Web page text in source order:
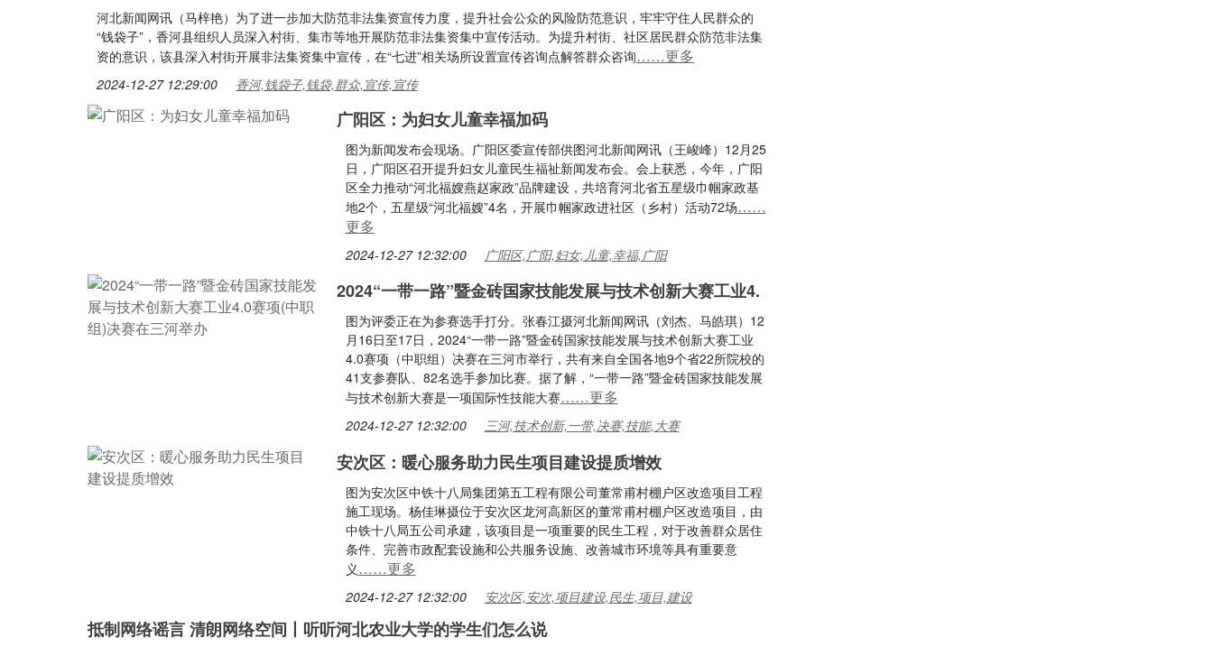
河北新闻网讯（马梓艳）为了进一步加大防范非法集资宣传力度，提升社会公众的风险防范意识，牢牢守住人民群众的
“钱袋子”，香河县组织人员深入村街、集市等地开展防范非法集资集中宣传活动。为提升村街、社区居民群众防范非法集
资的意识，该县深入村街开展非法集资集中宣传，在“七进”相关场所设置宣传咨询点解答群众咨询……更多
2024-12-27 12:29:00 香河,钱袋子,钱袋,群众,宣传,宣传
广阳区：为妇女儿童幸福加码
图为新闻发布会现场。广阳区委宣传部供图河北新闻网讯（王峻峰）12月25
日，广阳区召开提升妇女儿童民生福祉新闻发布会。会上获悉，今年，广阳
区全力推动“河北福嫂燕赵家政”品牌建设，共培育河北省五星级巾帼家政基
地2个，五星级“河北福嫂”4名，开展巾帼家政进社区（乡村）活动72场……
更多
2024-12-27 12:32:00 广阳区,广阳,妇女,儿童,幸福,广阳
2024“一带一路”暨金砖国家技能发展与技术创新大赛工业4.
图为评委正在为参赛选手打分。张春江摄河北新闻网讯（刘杰、马皓琪）12
月16日至17日，2024“一带一路”暨金砖国家技能发展与技术创新大赛工业
4.0赛项（中职组）决赛在三河市举行，共有来自全国各地9个省22所院校的
41支参赛队、82名选手参加比赛。据了解，“一带一路”暨金砖国家技能发展
与技术创新大赛是一项国际性技能大赛……更多
2024-12-27 12:32:00 三河,技术创新,一带,决赛,技能,大赛
安次区：暖心服务助力民生项目建设提质增效
图为安次区中铁十八局集团第五工程有限公司董常甫村棚户区改造项目工程
施工现场。杨佳琳摄位于安次区龙河高新区的董常甫村棚户区改造项目，由
中铁十八局五公司承建，该项目是一项重要的民生工程，对于改善群众居住
条件、完善市政配套设施和公共服务设施、改善城市环境等具有重要意
义……更多
2024-12-27 12:32:00 安次区,安次,项目建设,民生,项目,建设
抵制网络谣言 清朗网络空间丨听听河北农业大学的学生们怎么说